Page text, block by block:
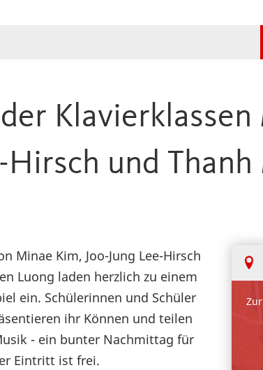
Klavierklassen
Hirsch und
Minae Kim, Joo-Jung Lee-Hirsch
Luong laden herzlich zu einem
ein. Schülerinnen und Schüler
ihr Können und teilen
- ein bunter Nachmittag für
Eintritt ist frei.